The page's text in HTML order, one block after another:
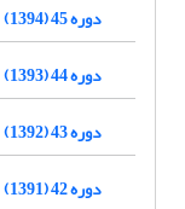
دوره 45 (1394)
دوره 44 (1393)
دوره 43 (1392)
دوره 42 (1391)